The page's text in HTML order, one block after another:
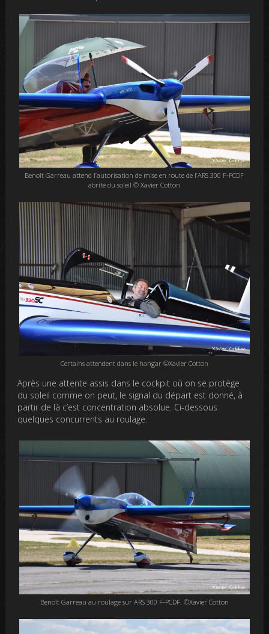
Benoît Garreau attend l’autorisation de mise en route de l’ARS 300 F-PCDF
abrité du soleil © Xavier Cotton
Certains attendent dans le hangar ©Xavier Cotton
Après une attente assis dans le cockpit où on se protège
du soleil comme on peut, le signal du départ est donné, à
partir de là c’est concentration absolue. Ci-dessous
quelques concurrents au roulage.
Benoît Garreau au roulage sur ARS 300 F-PCDF. ©Xavier Cotton